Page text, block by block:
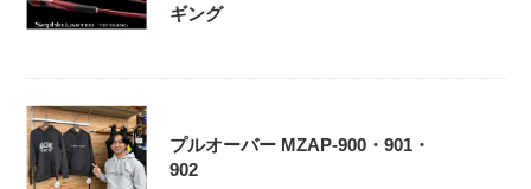
ギング
プルオーバー MZAP-900・901・
902